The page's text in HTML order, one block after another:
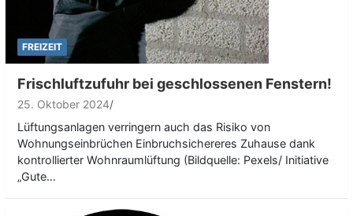
FREIZEIT
Frischluftzufuhr bei geschlossenen Fenstern!
25. Oktober 2024
Lüftungsanlagen verringern auch das Risiko von
Wohnungseinbrüchen Einbruchsichereres Zuhause dank
kontrollierter Wohnraumlüftung (Bildquelle: Pexels/ Initiative
„Gute…